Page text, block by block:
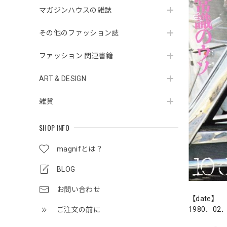
マガジンハウスの雑誌
その他のファッション誌
ファッション 関連書籍
ART & DESIGN
雑貨
SHOP INFO
magnifとは？
BLOG
お問い合わせ
ご注文の前に
【date】
1980．02